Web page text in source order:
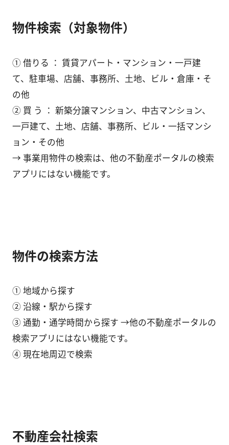
物件検索（対象物件）
① 借りる ： 賃貸アパート・マンション・一戸建
て、駐車場、店舗、事務所、土地、ビル・倉庫・そ
の他
② 買 う ： 新築分譲マンション、中古マンション、
一戸建て、土地、店舗、事務所、ビル・一括マンシ
ョン・その他
→ 事業用物件の検索は、他の不動産ポータルの検索
アプリにはない機能です。
物件の検索方法
① 地域から探す
② 沿線・駅から探す
③ 通勤・通学時間から探す →他の不動産ポータルの
検索アプリにはない機能です。
④ 現在地周辺で検索
不動産会社検索